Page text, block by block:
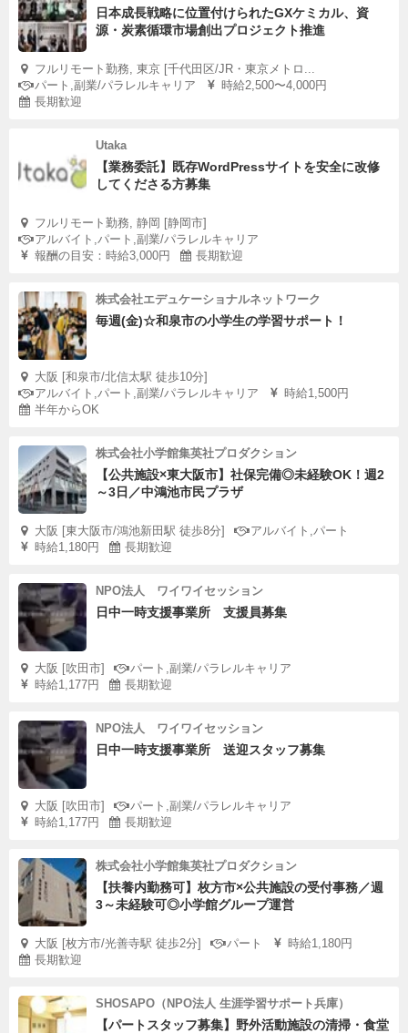
日本成長戦略に位置付けられたGXケミカル、資
源・炭素循環市場創出プロジェクト推進
フルリモート勤務, 東京 [千代田区/JR・東京メトロ...
パート,副業/パラレルキャリア
時給2,500〜4,000円
長期歓迎
Utaka
【業務委託】既存WordPressサイトを安全に改修
してくださる方募集
フルリモート勤務, 静岡 [静岡市]
アルバイト,パート,副業/パラレルキャリア
報酬の目安：時給3,000円
長期歓迎
株式会社エデュケーショナルネットワーク
毎週(金)☆和泉市の小学生の学習サポート！
大阪 [和泉市/北信太駅 徒歩10分]
アルバイト,パート,副業/パラレルキャリア
時給1,500円
半年からOK
株式会社小学館集英社プロダクション
【公共施設×東大阪市】社保完備◎未経験OK！週2
～3日／中鴻池市民プラザ
大阪 [東大阪市/鴻池新田駅 徒歩8分]
アルバイト,パート
時給1,180円
長期歓迎
NPO法人 ワイワイセッション
日中一時支援事業所 支援員募集
大阪 [吹田市]
パート,副業/パラレルキャリア
時給1,177円
長期歓迎
NPO法人 ワイワイセッション
日中一時支援事業所 送迎スタッフ募集
大阪 [吹田市]
パート,副業/パラレルキャリア
時給1,177円
長期歓迎
株式会社小学館集英社プロダクション
【扶養内勤務可】枚方市×公共施設の受付事務／週
3～未経験可◎小学館グループ運営
大阪 [枚方市/光善寺駅 徒歩2分] パート
時給1,180円
長期歓迎
SHOSAPO（NPO法人 生涯学習サポート兵庫）
【パートスタッフ募集】野外活動施設の清掃・食堂